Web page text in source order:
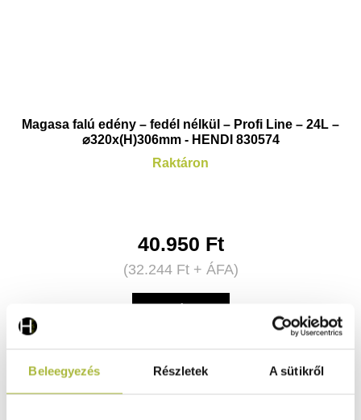
Beleegyezés Részletek A sütikről
Magasa falú edény – fedél nélkül – Profi Line – 24L –
⌀320x(H)306mm - HENDI 830574
Raktáron
40.950 Ft
(32.244 Ft+ ÁFA)